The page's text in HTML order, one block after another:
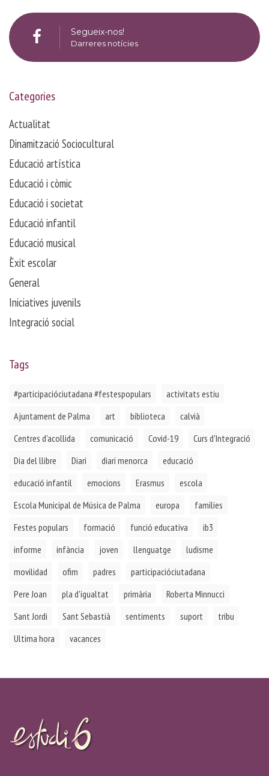
Segueix-nos!
Darreres notícies
Categories
Actualitat
Dinamització Sociocultural
Educació artística
Educació i còmic
Educació i societat
Educació infantil
Educació musical
Èxit escolar
General
Iniciatives juvenils
Integració social
Tags
#participacióciutadana #festespopulars
activitats estiu
Ajuntament de Palma
art biblioteca
calvià
Centres d'acollida
comunicació Covid-19
Curs d'Integració
Dia del llibre
Diari diari menorca
educació
educació infantil
emocions Erasmus
escola
Escola Municipal de Música de Palma
europa
famílies
Festes populars
formació funció educativa
ib3
informe
infància joven llenguatge
ludisme
movilidad
ofim padres
participacióciutadana
Pere Joan
pla d'igualtat primària
Roberta Minnucci
Sant Jordi
Sant Sebastià sentiments suport
tribu
Ultima hora
vacances